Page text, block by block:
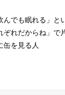
んでも眠れる」と
ぞれだからね」で
缶を見る人